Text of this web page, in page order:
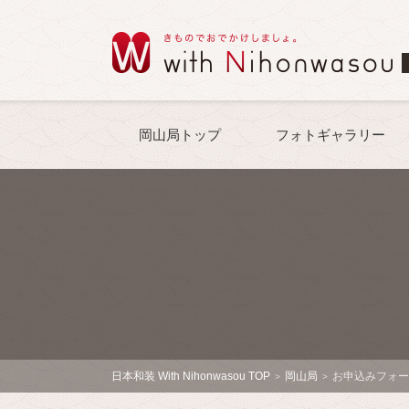
岡山局トップ フォトギャラリー
日本和装 With Nihonwasou TOP > 岡山局 > お申込みフォ